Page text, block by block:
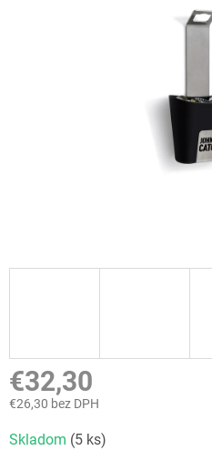
€32,30
€26,30 bez DPH
cena:
Skladom (5 ks)